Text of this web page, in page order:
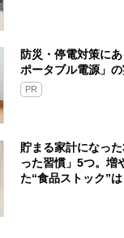
防災・停電対策に
ポータブル電源」の
PR
貯まる家計になっ
った習慣」5つ。増
た“食品ストック”は